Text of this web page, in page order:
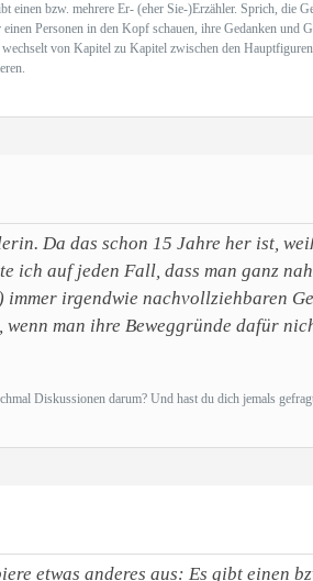
einen bzw. mehrere Er- (eher Sie-)Erzähler. Sprich, die
Personen in den Kopf schauen, ihre Gedanken
von Kapitel zu Kapitel zwischen den
Da das schon 15 Jahre her ist,
ich auf jeden Fall, dass man ganz
irgendwie nachvollziehbaren
man ihre Beweggründe dafür
Diskussionen darum? Und hast du dich jemals
etwas anderes aus: Es gibt einen